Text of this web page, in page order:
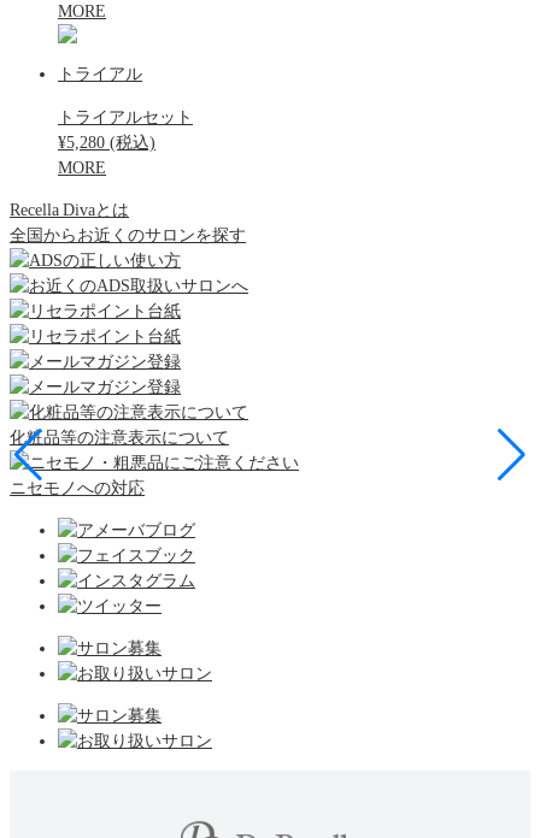
MORE
トライアル
トライアルセット
¥5,280 (税込)
MORE
Recella Divaとは
全国からお近くのサロンを探す
化粧品等の注意表示について
ニセモノへの対応